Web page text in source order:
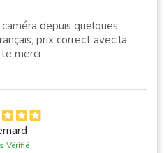
depuis quelques
prix correct avec la
merci
Vérifié